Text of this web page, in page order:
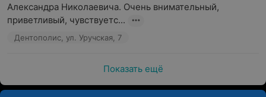
Александра Николаевича. Очень внимательный,
приветливый, чувствуетс...
Дентополис, ул. Уручская, 7
Показать ещё